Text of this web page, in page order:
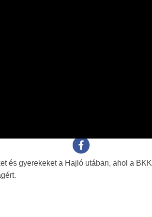
és gyerekeket a Hajló utában, ahol a BKK